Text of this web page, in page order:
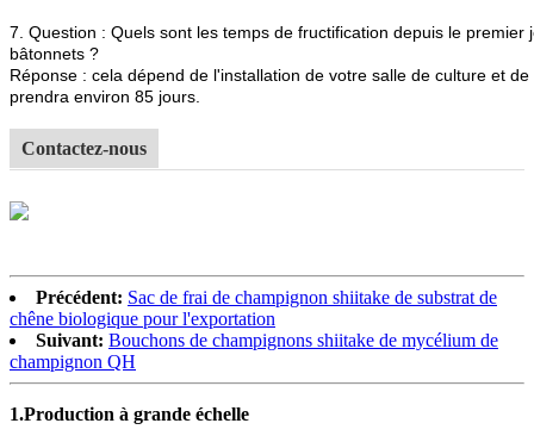
7. Question : Quels sont les temps de fructification depuis le
bâtonnets ?
Réponse : cela dépend de l'installation de votre salle de culture et
prendra environ 85 jours.
Contactez-nous
Précédent: Sac de frai de champignon shiitake de substrat de
chêne biologique pour l'exportation
Suivant: Bouchons de champignons shiitake de mycélium de
champignon QH
1.Production à grande échelle